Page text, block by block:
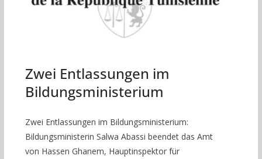
Zwei Entlassungen im
Bildungsministerium
Zwei Entlassungen im Bildungsministerium:
Bildungsministerin Salwa Abassi beendet das Amt
von Hassen Ghanem, Hauptinspektor für